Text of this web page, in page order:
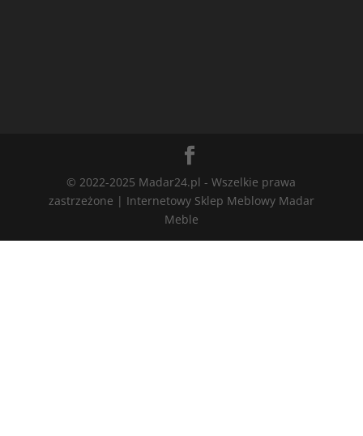
© 2022-2025 Madar24.pl - Wszelkie prawa
zastrzeżone | Internetowy Sklep Meblowy Madar
Meble